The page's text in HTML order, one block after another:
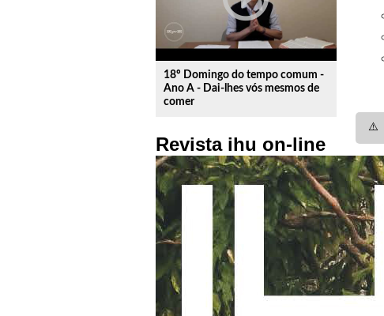
18º Domingo do tempo comum -
Ano A - Dai-lhes vós mesmos de
comer
Revista ihu on-line
⚠️